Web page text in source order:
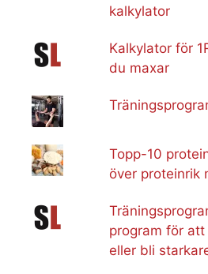
kalkylator
Kalkylator för
du maxar
Topp-10
över proteinrik
program för
eller bli